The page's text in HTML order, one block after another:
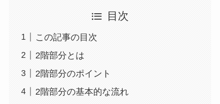
目次
この記事の目次
2階部分とは
2階部分のポイント
2階部分の基本的な流れ